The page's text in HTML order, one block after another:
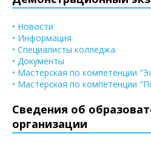
• Новости
• Информация
• Специалисты колледжа
• Документы
• Мастерская по компетенции
• Мастерская по компетенции
Сведения об
организации